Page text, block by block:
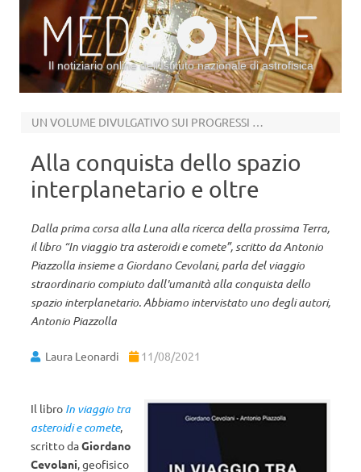
Il notiziario online dell’Istituto nazionale di astrofisica
UN VOLUME DIVULGATIVO SUI PROGRESSI DELLA SCIENZA SPAZIALE
Alla conquista dello spazio
interplanetario e oltre
Dalla prima corsa alla Luna alla ricerca della prossima Terra,
il libro “In viaggio tra asteroidi e comete”, scritto da Antonio
Piazzolla insieme a Giordano Cevolani, parla del viaggio
straordinario compiuto dall'umanità alla conquista dello
spazio interplanetario. Abbiamo intervistato uno degli autori,
Antonio Piazzolla
Laura Leonardi 11/08/2021
Il libro In viaggio tra
asteroidi e comete,
scritto daGiordano
Cevolani, geofisico